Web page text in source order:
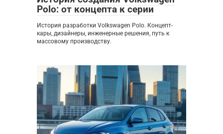
Polo: от концепта к серии
История разработки Volkswagen Polo. Концепт-
кары, дизайнеры, инженерные решения, путь к
массовому производству.